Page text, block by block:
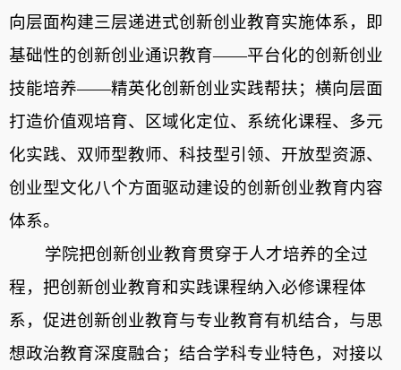
向层面构建三层递进式创新创业教育实施体系，即
基础性的创新创业通识教育——平台化的创新创业
技能培养——精英化创新创业实践帮扶；横向层面
打造价值观培育、区域化定位、系统化课程、多元
化实践、双师型教师、科技型引领、开放型资源、
创业型文化八个方面驱动建设的创新创业教育内容
体系。
学院把创新创业教育贯穿于人才培养的全过
程，把创新创业教育和实践课程纳入必修课程体
系，促进创新创业教育与专业教育有机结合，与思
想政治教育深度融合；结合学科专业特色，对接以